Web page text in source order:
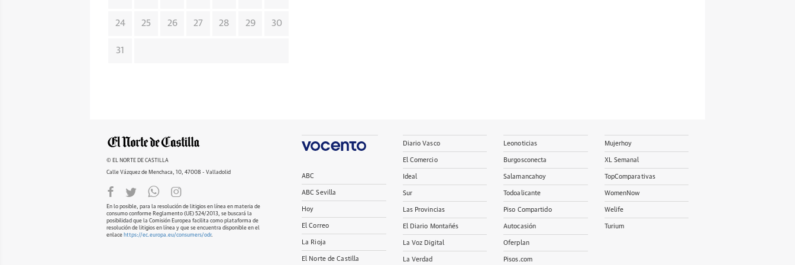
24 25 26 27 28 29 30
31
© EL NORTE DE CASTILLA
Calle Vázquez de Menchaca, 10, 47008 - Valladolid
En lo posible, para la resolución de litigios en línea en materia de
consumo conforme Reglamento (UE) 524/2013, se buscará la
posibilidad que la Comisión Europea facilita como plataforma de
resolución de litigios en línea y que se encuentra disponible en el
enlace https://ec.europa.eu/consumers/odr.
ABC
ABC Sevilla
Hoy
El Correo
La Rioja
El Norte de Castilla
Diario Vasco
El Comercio
Ideal
Sur
Las Provincias
El Diario Montañés
La Voz Digital
La Verdad
Leonoticias
Burgosconecta
Salamancahoy
Todoalicante
Piso Compartido
Autocasión
Oferplan
Pisos.com
Mujerhoy
XL Semanal
TopComparativas
WomenNow
Welife
Turium